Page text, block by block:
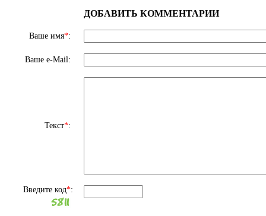
ДОБАВИТЬ КОММЕНТАРИИ
Ваше имя*:
Ваше e-Mail:
Текст*:
Введите код*: